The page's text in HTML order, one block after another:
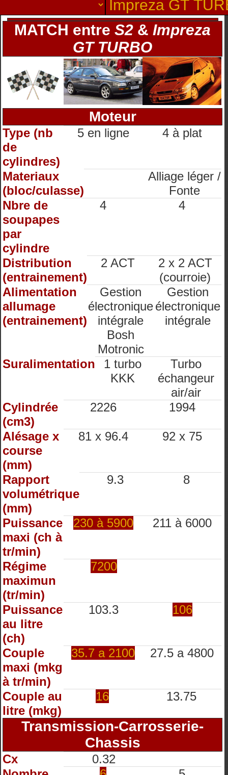
MATCH entreS2 &Impreza
GT TURBO
Moteur
Type (nb
de
cylindres)
5 en ligne 4 à plat
Materiaux
(bloc/culasse)
Alliage léger /
Fonte
Nbre de
soupapes
par
cylindre
4 4
Distribution
(entrainement)
2 ACT
2 x 2 ACT
(courroie)
Alimentation
allumage
(entrainement)
Gestion
électronique
intégrale
Bosh
Motronic
Gestion
électronique
intégrale
Suralimentation
1 turbo
KKK
Turbo
échangeur
air/air
Cylindrée
(cm3)
2226 1994
Alésage x
course
(mm)
81 x 96.4 92 x 75
Rapport
volumétrique
(mm)
9.3 8
Puissance
maxi (ch à
tr/min)
230 à 5900 211 à 6000
Régime
maximun
(tr/min)
7200
Puissance
au litre
(ch)
103.3 106
Couple
maxi (mkg
à tr/min)
35.7 a 2100 27.5 a 4800
Couple au
litre (mkg)
16 13.75
Transmission-Carrosserie-
Chassis
Cx
0.32